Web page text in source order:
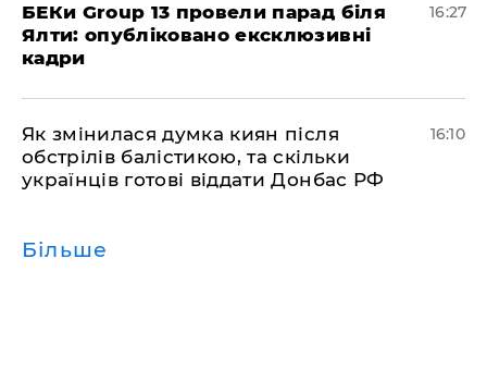
БЕКи Group 13 провели парад біля
Ялти: опубліковано ексклюзивні
кадри
16:27
Як змінилася думка киян після
обстрілів балістикою, та скільки
українців готові віддати Донбас РФ
16:10
Більше